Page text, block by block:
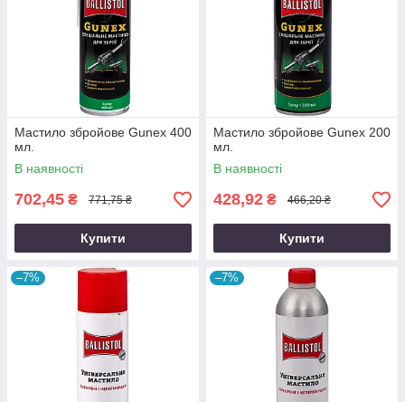
Мастило збройове Gunex 400
мл.
В наявності
702,45 ₴ 771,75 ₴
Купити
Мастило збройове Gunex 200
мл.
В наявності
428,92 ₴ 466,20 ₴
Купити
–7% –7%